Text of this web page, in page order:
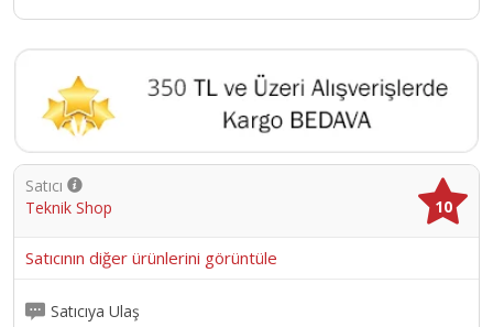
Satıcı
Teknik Shop
10
Satıcının diğer ürünlerini görüntüle
Satıcıya Ulaş